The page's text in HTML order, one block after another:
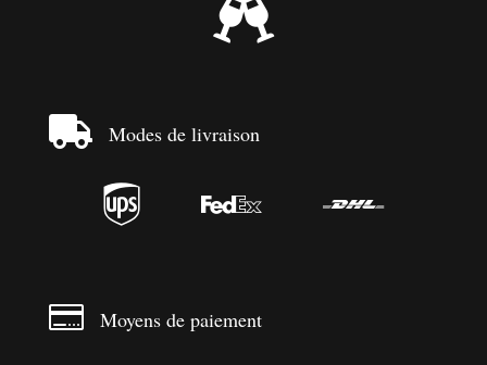

 Modes de livraison
  
 Moyens de paiement